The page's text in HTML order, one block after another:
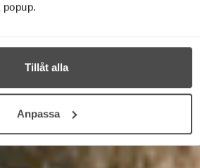
Tillåt alla
Anpassa